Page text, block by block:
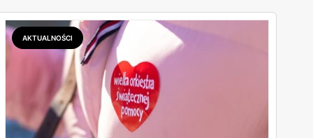
AKTUALNOŚCI